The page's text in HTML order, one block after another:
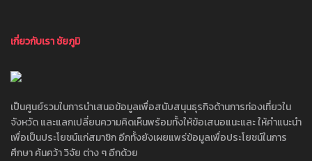
เกี่ยวกับเรา ชัยภูมิ
เป็นศูนย์รวมในการนำเสนอข้อมูลเพื่อสนับสนุนธุรกิจด้านการท่องเที่ยวใน
จังหวัด และแลกเปลี่ยนความคิดเห็นพร้อมทั้งให้ข้อเสนอแนะและ ให้คำแนะนำ
เพื่อเป็นประโยชน์แก่สมาชิก อีกทั้งยังเผยแพร่ข้อมูลเพื่อประโยชน์ในการ
ศึกษา ค้นคว้า วิจัย ต่าง ๆ อีกด้วย